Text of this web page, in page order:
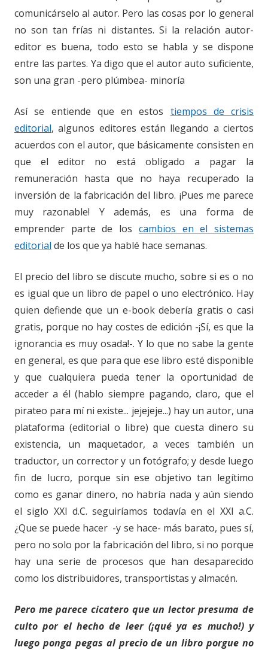
comunicárselo al autor. Pero las cosas por lo general
no son tan frías ni distantes. Si la relación autor-
editor es buena, todo esto se habla y se dispone
entre las partes. Ya digo que el autor auto suficiente,
son una gran -pero plúmbea- minoría
Así se entiende que en estos tiempos de crisis
editorial, algunos editores están llegando a ciertos
acuerdos con el autor, que básicamente consisten en
que el editor no está obligado a pagar la
remuneración hasta que no haya recuperado la
inversión de la fabricación del libro. ¡Pues me parece
muy razonable! Y además, es una forma de
emprender parte de los cambios en el sistemas
editorial de los que ya hablé hace semanas.
El precio del libro se discute mucho, sobre si es o no
es igual que un libro de papel o uno electrónico. Hay
quien defiende que un e-book debería gratis o casi
gratis, porque no hay costes de edición -¡Sí, es que la
ignorancia es muy osada!-. Y lo que no sabe la gente
en general, es que para que ese libro esté disponible
y que cualquiera pueda tener la oportunidad de
acceder a él (hablo siempre pagando, claro, que el
pirateo para mí ni existe... jejejeje...) hay un autor, una
plataforma (editorial o libre) que cuesta dinero su
existencia, un maquetador, a veces también un
traductor, un corrector y un fotógrafo; y desde luego
fin de lucro, porque sin ese objetivo tan legítimo
como es ganar dinero, no habría nada y aún siendo
el siglo XXI d.C. seguiríamos todavía en el XXI a.C.
¿Que se puede hacer -y se hace- más barato, pues sí,
pero no solo por la fabricación del libro, si no porque
hay una serie de procesos que han desaparecido
como los distribuidores, transportistas y almacén.
Pero me parece cicatero que un lector presuma de
culto por el hecho de leer (¡qué ya es mucho!) y
luego ponga pegas al precio de un libro porgue no